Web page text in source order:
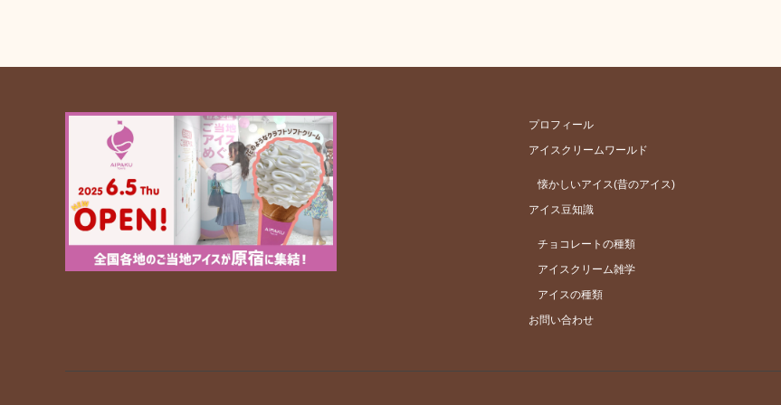
プロフィール
アイスクリームワールド
懐かしいアイス(昔のアイス)
アイス豆知識
チョコレートの種類
アイスクリーム雑学
アイスの種類
お問い合わせ